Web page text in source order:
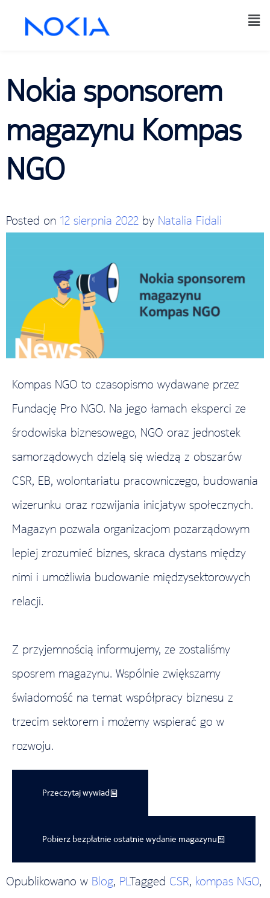
Nokia sponsorem
magazynu Kompas
NGO
Posted on 12 sierpnia 2022 by Natalia Fidali
Kompas NGO to czasopismo wydawane przez
Fundację Pro NGO. Na jego łamach eksperci ze
środowiska biznesowego, NGO oraz jednostek
samorządowych dzielą się wiedzą z obszarów
CSR, EB, wolontariatu pracowniczego, budowania
wizerunku oraz rozwijania inicjatyw społecznych.
Magazyn pozwala organizacjom pozarządowym
lepiej zrozumieć biznes, skraca dystans między
nimi i umożliwia budowanie międzysektorowych
relacji.
Z przyjemnością informujemy, ze zostaliśmy
sposrem magazynu. Wspólnie zwiększamy
świadomość na temat współpracy biznesu z
trzecim sektorem i możemy wspierać go w
rozwoju.
Przeczytaj wywiad
Pobierz bezpłatnie ostatnie wydanie magazynu
Opublikowano w Blog, PLTagged CSR, kompas NGO,